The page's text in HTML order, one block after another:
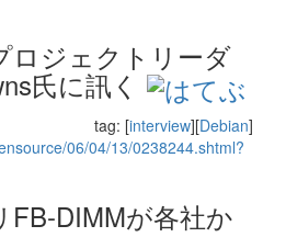
ロジェクトリーダ
氏に訊く
tag: [interview][Debian]
06/04/13/0238244.shtml?
FB-DIMMが各社か